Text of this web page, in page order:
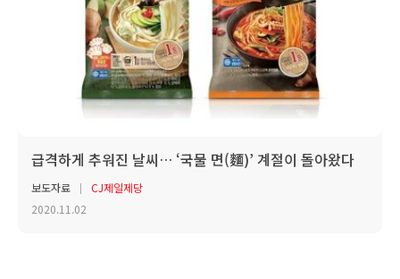
급격하게 추워진 날씨… ‘국물 면(麵)’ 계절이 돌아왔다
보도자료
CJ제일제당
2020.11.02